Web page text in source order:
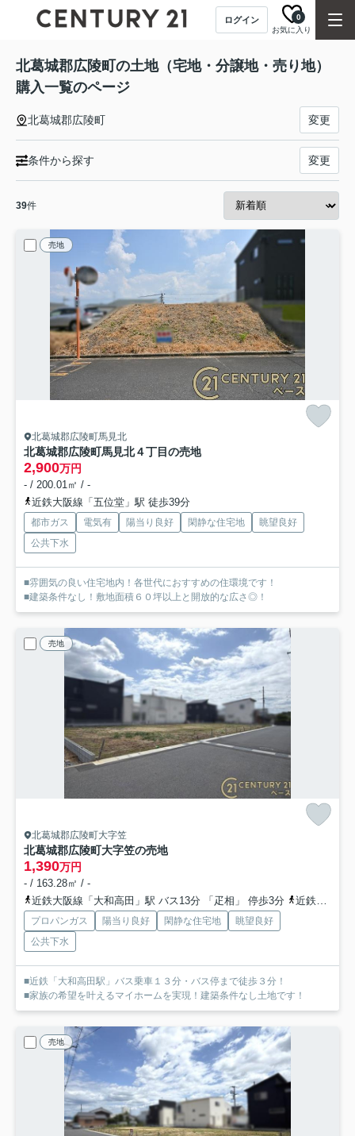
ログイン
お気に入り
0
北葛城郡広陵町の土地（宅地・分譲地・売り地）
購入一覧のページ
北葛城郡広陵町 変更
条件から探す 変更
39件
売地
北葛城郡広陵町馬見北
北葛城郡広陵町馬見北４丁目の売地
2,900万円
- / 200.01㎡ / -
近鉄大阪線「五位堂」駅 徒歩39分
都市ガス 電気有 陽当り良好 閑静な住宅地
眺望良好
公共下水
■雰囲気の良い住宅地内！各世代におすすめの住環境です！
■建築条件なし！敷地面積６０坪以上と開放的な広さ◎！
売地
北葛城郡広陵町大字笠
北葛城郡広陵町大字笠の売地
1,390万円
- / 163.28㎡ / -
近鉄大阪線「大和高田」駅 バス13分 「疋相」 停歩3分
近鉄大阪線「築山」駅 徒歩34分
プロパンガス 陽当り良好 閑静な住宅地
眺望良好
公共下水
■近鉄「大和高田駅」バス乗車１３分・バス停まで徒歩３分！
■家族の希望を叶えるマイホームを実現！建築条件なし土地です！
売地